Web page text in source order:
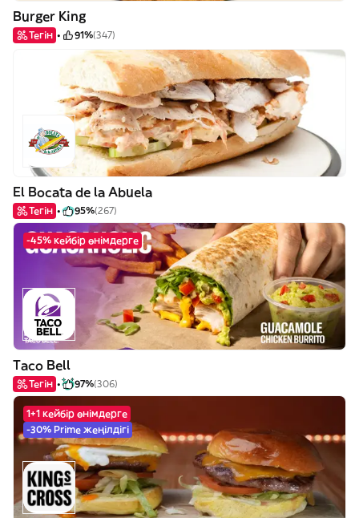
Burger King
Тегін 91%(347)
El Bocata de la Abuela
Тегін 95%(267)
-45% кейбір өнімдерге
Taco Bell
Тегін 97%(306)
1+1 кейбір өнімдерге
-30% Prime жеңілдігі